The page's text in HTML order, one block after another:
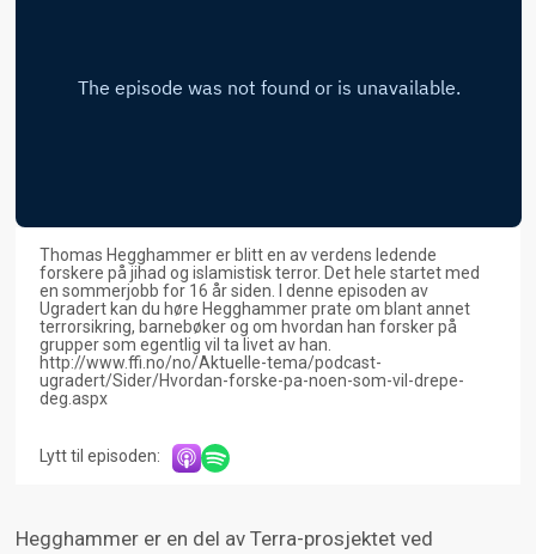
Thomas Hegghammer er blitt en av verdens ledende
forskere på jihad og islamistisk terror. Det hele startet med
en sommerjobb for 16 år siden. I denne episoden av
Ugradert kan du høre Hegghammer prate om blant annet
terrorsikring, barnebøker og om hvordan han forsker på
grupper som egentlig vil ta livet av han.
http://www.ffi.no/no/Aktuelle-tema/podcast-
ugradert/Sider/Hvordan-forske-pa-noen-som-vil-drepe-
deg.aspx
Lytt til episoden:
Hegghammer er en del av Terra-prosjektet ved